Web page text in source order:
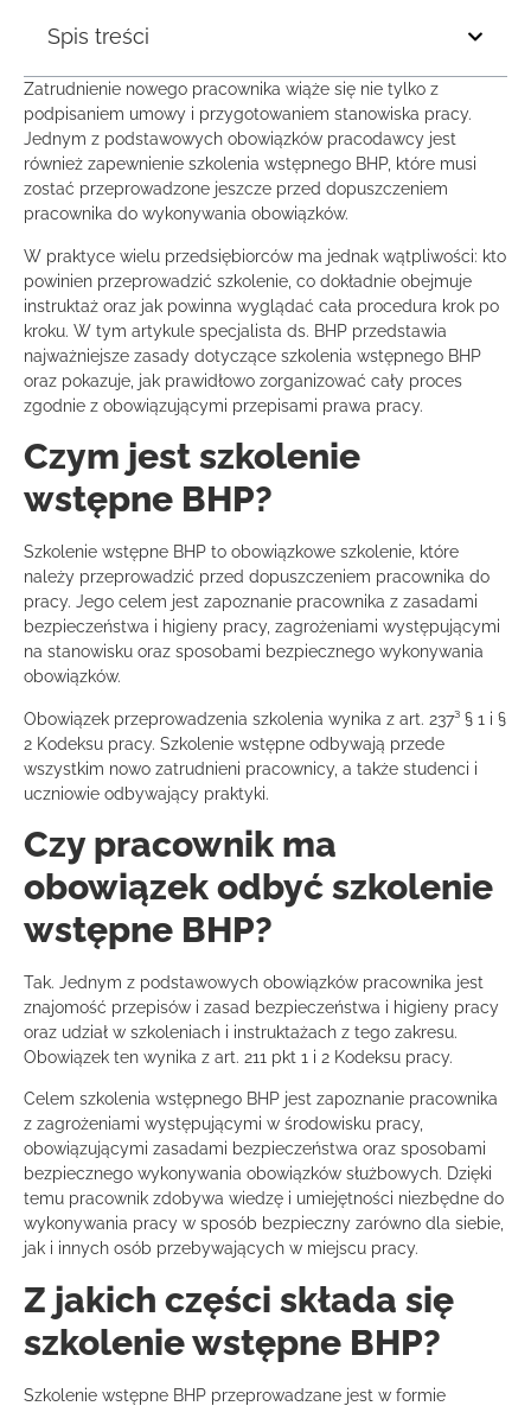
Spis treści
Zatrudnienie nowego pracownika wiąże się nie tylko z
podpisaniem umowy i przygotowaniem stanowiska pracy.
Jednym z podstawowych obowiązków pracodawcy jest
również zapewnienie szkolenia wstępnego BHP, które musi
zostać przeprowadzone jeszcze przed dopuszczeniem
pracownika do wykonywania obowiązków.
W praktyce wielu przedsiębiorców ma jednak wątpliwości: kto
powinien przeprowadzić szkolenie, co dokładnie obejmuje
instruktaż oraz jak powinna wyglądać cała procedura krok po
kroku. W tym artykule specjalista ds. BHP przedstawia
najważniejsze zasady dotyczące szkolenia wstępnego BHP
oraz pokazuje, jak prawidłowo zorganizować cały proces
zgodnie z obowiązującymi przepisami prawa pracy.
Czym jest szkolenie
wstępne BHP?
Szkolenie wstępne BHP to obowiązkowe szkolenie, które
należy przeprowadzić przed dopuszczeniem pracownika do
pracy. Jego celem jest zapoznanie pracownika z zasadami
bezpieczeństwa i higieny pracy, zagrożeniami występującymi
na stanowisku oraz sposobami bezpiecznego wykonywania
obowiązków.
Obowiązek przeprowadzenia szkolenia wynika z art. 237³ § 1 i §
2 Kodeksu pracy. Szkolenie wstępne odbywają przede
wszystkim nowo zatrudnieni pracownicy, a także studenci i
uczniowie odbywający praktyki.
Czy pracownik ma
obowiązek odbyć szkolenie
wstępne BHP?
Tak. Jednym z podstawowych obowiązków pracownika jest
znajomość przepisów i zasad bezpieczeństwa i higieny pracy
oraz udział w szkoleniach i instruktażach z tego zakresu.
Obowiązek ten wynika z art. 211 pkt 1 i 2 Kodeksu pracy.
Celem szkolenia wstępnego BHP jest zapoznanie pracownika
z zagrożeniami występującymi w środowisku pracy,
obowiązującymi zasadami bezpieczeństwa oraz sposobami
bezpiecznego wykonywania obowiązków służbowych. Dzięki
temu pracownik zdobywa wiedzę i umiejętności niezbędne do
wykonywania pracy w sposób bezpieczny zarówno dla siebie,
jak i innych osób przebywających w miejscu pracy.
Z jakich części składa się
szkolenie wstępne BHP?
Szkolenie wstępne BHP przeprowadzane jest w formie